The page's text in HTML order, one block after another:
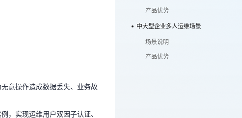
意操作造成数据丢失、业务故
，实现运维用户双因子认证、
产品优势
中大型企业多人运维场景
场景说明
产品优势